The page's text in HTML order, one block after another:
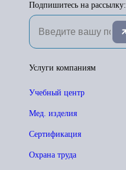
Подпишитесь на рассылку:
Услуги компаниям
Учебный центр
Мед. изделия
Сертификация
Охрана труда